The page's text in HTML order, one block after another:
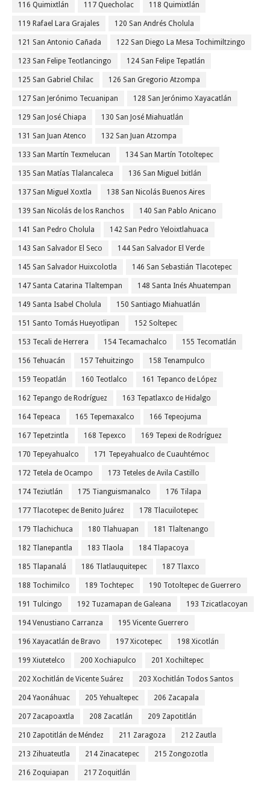
116 Quimixtlán 117 Quecholac 118 Quimixtlán
119 Rafael Lara Grajales 120 San Andrés Cholula
121 San Antonio Cañada 122 San Diego La Mesa Tochimiltzingo
123 San Felipe Teotlancingo 124 San Felipe Tepatlán
125 San Gabriel Chilac 126 San Gregorio Atzompa
127 San Jerónimo Tecuanipan 128 San Jerónimo Xayacatlán
129 San José Chiapa 130 San José Miahuatlán
131 San Juan Atenco 132 San Juan Atzompa
133 San Martín Texmelucan 134 San Martín Totoltepec
135 San Matías Tlalancaleca 136 San Miguel Ixitlán
137 San Miguel Xoxtla 138 San Nicolás Buenos Aires
139 San Nicolás de los Ranchos 140 San Pablo Anicano
141 San Pedro Cholula 142 San Pedro Yeloixtlahuaca
143 San Salvador El Seco 144 San Salvador El Verde
145 San Salvador Huixcolotla 146 San Sebastián Tlacotepec
147 Santa Catarina Tlaltempan 148 Santa Inés Ahuatempan
149 Santa Isabel Cholula 150 Santiago Miahuatlán
151 Santo Tomás Hueyotlipan 152 Soltepec
153 Tecali de Herrera 154 Tecamachalco 155 Tecomatlán
156 Tehuacán 157 Tehuitzingo 158 Tenampulco
159 Teopatlán 160 Teotlalco 161 Tepanco de López
162 Tepango de Rodríguez 163 Tepatlaxco de Hidalgo
164 Tepeaca 165 Tepemaxalco 166 Tepeojuma
167 Tepetzintla 168 Tepexco 169 Tepexi de Rodríguez
170 Tepeyahualco 171 Tepeyahualco de Cuauhtémoc
172 Tetela de Ocampo 173 Teteles de Avila Castillo
174 Teziutlán 175 Tianguismanalco 176 Tilapa
177 Tlacotepec de Benito Juárez 178 Tlacuilotepec
179 Tlachichuca 180 Tlahuapan 181 Tlaltenango
182 Tlanepantla 183 Tlaola 184 Tlapacoya
185 Tlapanalá 186 Tlatlauquitepec 187 Tlaxco
188 Tochimilco 189 Tochtepec 190 Totoltepec de Guerrero
191 Tulcingo 192 Tuzamapan de Galeana 193 Tzicatlacoyan
194 Venustiano Carranza 195 Vicente Guerrero
196 Xayacatlán de Bravo 197 Xicotepec 198 Xicotlán
199 Xiutetelco 200 Xochiapulco 201 Xochiltepec
202 Xochitlán de Vicente Suárez 203 Xochitlán Todos Santos
204 Yaonáhuac 205 Yehualtepec 206 Zacapala
207 Zacapoaxtla 208 Zacatlán 209 Zapotitlán
210 Zapotitlán de Méndez 211 Zaragoza 212 Zautla
213 Zihuateutla 214 Zinacatepec 215 Zongozotla
216 Zoquiapan 217 Zoquitlán